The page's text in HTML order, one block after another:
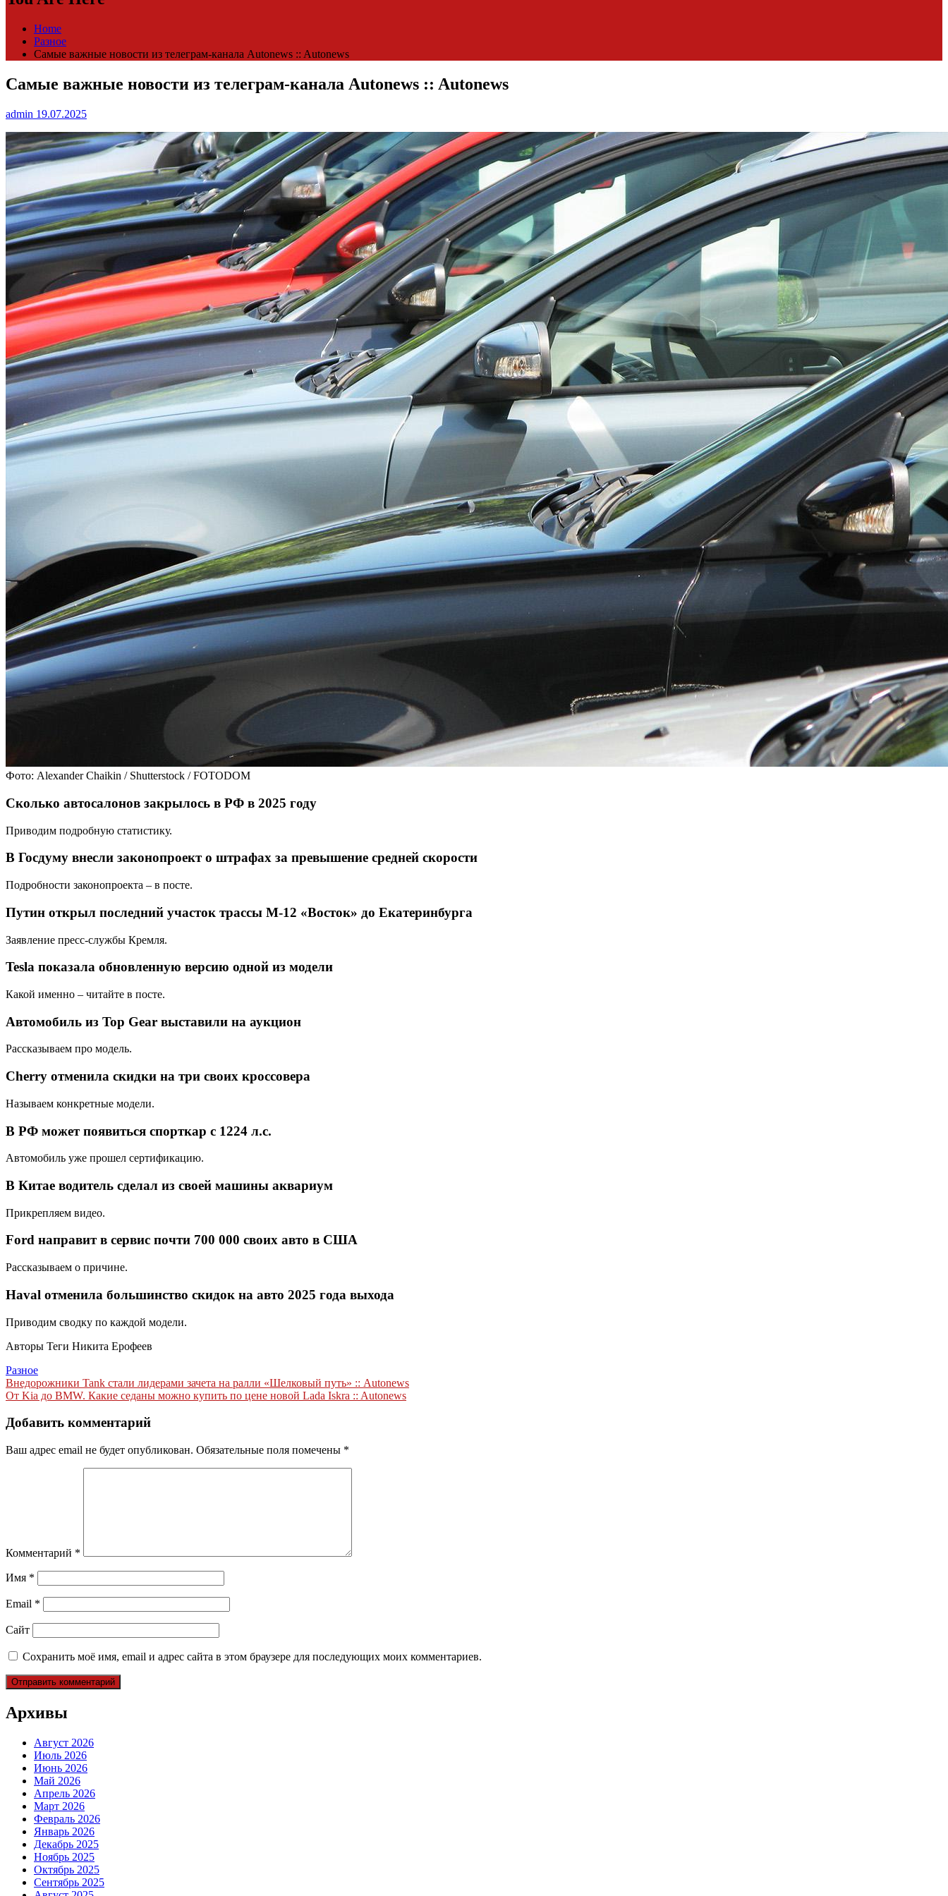
Home
Разное
Самые важные новости из телеграм-канала Autonews :: Autonews
Самые важные новости из телеграм-канала Autonews :: Autonews
admin 19.07.2025
Фото: Alexander Chaikin / Shutterstock / FOTODOM
Сколько автосалонов закрылось в РФ в 2025 году
Приводим подробную статистику.
В Госдуму внесли законопроект о штрафах за превышение средней скорости
Подробности законопроекта – в посте.
Путин открыл последний участок трассы М-12 «Восток» до Екатеринбурга
Заявление пресс-службы Кремля.
Tesla показала обновленную версию одной из модели
Какой именно – читайте в посте.
Автомобиль из Top Gear выставили на аукцион
Рассказываем про модель.
Cherry отменила скидки на три своих кроссовера
Называем конкретные модели.
В РФ может появиться спорткар с 1224 л.с.
Автомобиль уже прошел сертификацию.
В Китае водитель сделал из своей машины аквариум
Прикрепляем видео.
Ford направит в сервис почти 700 000 своих авто в США
Рассказываем о причине.
Haval отменила большинство скидок на авто 2025 года выхода
Приводим сводку по каждой модели.
Авторы Теги Никита Ерофеев
Разное
Навигация
по
записям
Внедорожники Tank стали лидерами зачета на ралли «Шелковый путь» :: Autonews
От Kia до BMW. Какие седаны можно купить по цене новой Lada Iskra :: Autonews
Добавить комментарий
Ваш адрес email не будет опубликован. Обязательные поля помечены *
Комментарий *
Имя *
Email *
Сайт
Сохранить моё имя, email и адрес сайта в этом браузере для последующих моих комментариев.
Архивы
Август 2026
Июль 2026
Июнь 2026
Май 2026
Апрель 2026
Март 2026
Февраль 2026
Январь 2026
Декабрь 2025
Ноябрь 2025
Октябрь 2025
Сентябрь 2025